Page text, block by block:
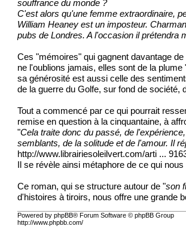
souffrance du monde ?
C'est alors qu'une femme extraordinaire,
William Heaney est un imposteur.
pubs de Londres. A l'occasion il prétendra
Ces "mémoires" qui gagnent davantage
ne l'oublions jamais, elles sont de la
sa générosité est aussi celle des
de la guerre du Golfe, sur fond de société,
Tout a commencé par ce qui pourrait
remise en question à la cinquantaine, à
"Cela traite donc du passé, de
semblants, de la solitude et de l'amour. Il
http://www.librairiesoleilvert.com/arti ...
Il se révèle ainsi métaphore de ce qui
Ce roman, qui se structure autour de "son
d'histoires à tiroirs, nous offre une grande
Powered by phpBB® Forum Software © phpBB Group
http://www.phpbb.com/